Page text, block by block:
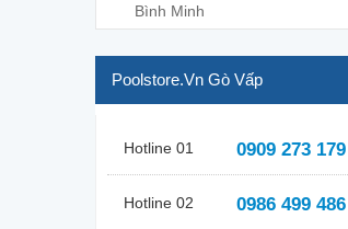
Bình Minh
Poolstore.vn Gò Vấp
Hotline 01 0909 273 179
Hotline 02 0986 499 486